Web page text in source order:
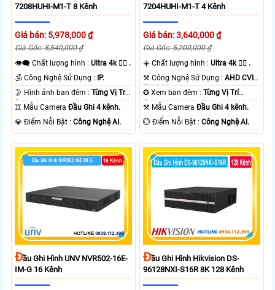
7208HUHI-M1-T 8 Kênh
Giá bán: 5,978,000 ₫
Giá Gốc: 8,540,000 ₫
👁️‍🗨 Chất lượng hình :Ultra 4k 👍🏾 .
🕉️ Công Nghệ Sử Dụng :
IP.
🌛 Hình ảnh ban đêm :Từng Vị Trí
Camera .
♊ Mẫu CameraĐầu Ghi 4 kênh.
️💎 Điểm Nỗi Bật :Công Nghệ AI.
7204HUHI-M1-T 4 Kênh
Giá bán: 3,640,000 ₫
Giá Gốc: 5,200,000 ₫
☀️ Chất lượng hình :Ultra 4k 👍🏾 .
⚒ Công Nghệ Sử Dụng :AHD CVI
TVI BCS.
✪ Xem ban đêm :Từng Vị Trí
Camera .
⚒ Mẫu CameraĐầu Ghi 4 kênh.
️💮 Điểm Nỗi Bật :Công Nghệ AI.
ĐẦu Ghi Hình UNV NVR502-16E-
IM-G 16 Kênh
ĐẦu Ghi Hình Hikvision DS-
96128NXI-S16R 8K 128 Kênh